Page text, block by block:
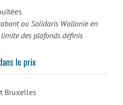
ou Solidaris Wallonie en
des plafonds définis
le prix
Bruxelles